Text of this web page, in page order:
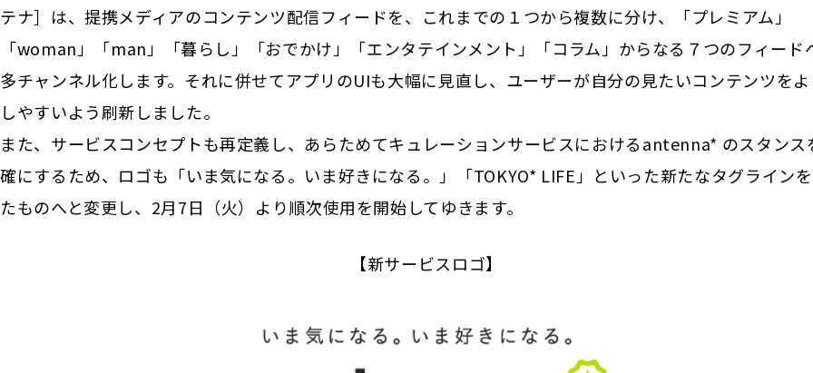
テナ］は、提携メディアのコンテンツ配信フィードを、これまでの１つから複数に分け、「プレミアム」
「woman」「man」「暮らし」「おでかけ」「エンタテインメント」「コラム」からなる７つのフィード
多チャンネル化します。それに併せてアプリのUIも大幅に見直し、ユーザーが自分の見たいコンテンツを
しやすいよう刷新しました。
また、サービスコンセプトも再定義し、あらためてキュレーションサービスにおけるantenna* のスタンス
確にするため、ロゴも「いま気になる。いま好きになる。」「TOKYO* LIFE」といった新たなタグライン
たものへと変更し、2月7日（火）より順次使用を開始してゆきます。
【新サービスロゴ】